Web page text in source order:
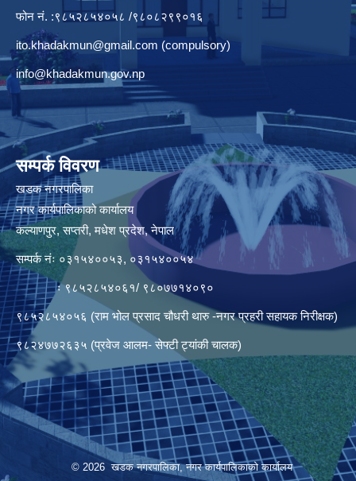
फोन नं. :९८५२८५४०५८ /९८०८२९९०१६
ito.khadakmun@gmail.com (compulsory)
info@khadakmun.gov.np
सम्पर्क विवरण
खडक नगरपालिका
नगर कार्यपालिकाको कार्यालय
कल्याणपुर, सप्तरी, मधेश प्रदेश, नेपाल
सम्पर्क नंः ०३१५४००५३, ०३१५४००५४
ः ९८५२८५४०६१/ ९८०७७१४०९०
९८५२८५४०५६ (राम भोल प्रसाद चौधरी थारु -नगर प्रहरी सहायक निरीक्षक)
९८२४७७२६३५ (प्रवेज आलम- सेफ्टी ट्यांकी चालक)
© 2026 खडक नगरपालिका, नगर कार्यपालिकाकाे कार्यालय